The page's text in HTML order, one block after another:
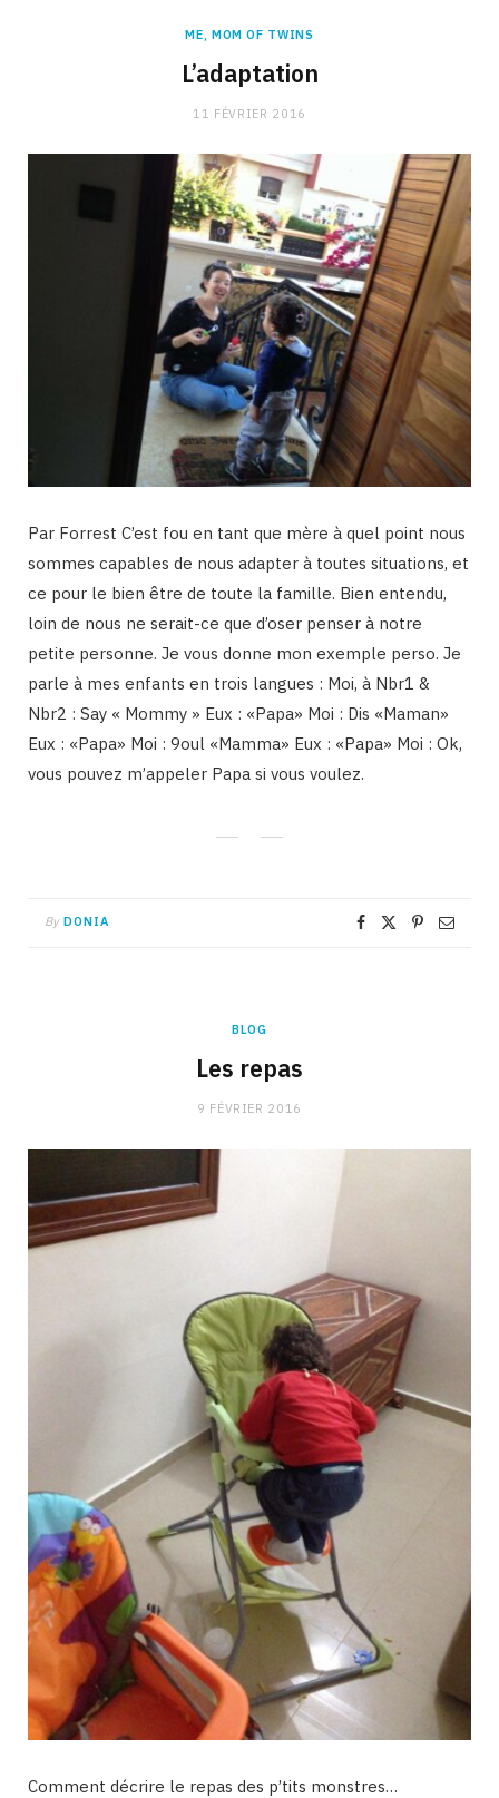
ME, MOM OF TWINS
L’adaptation
11 FÉVRIER 2016
Par Forrest C’est fou en tant que mère à quel point nous
sommes capables de nous adapter à toutes situations, et
ce pour le bien être de toute la famille. Bien entendu,
loin de nous ne serait-ce que d’oser penser à notre
petite personne. Je vous donne mon exemple perso. Je
parle à mes enfants en trois langues : Moi, à Nbr1 &
Nbr2 : Say « Mommy » Eux : «Papa» Moi : Dis «Maman»
Eux : «Papa» Moi : 9oul «Mamma» Eux : «Papa» Moi : Ok,
vous pouvez m’appeler Papa si vous voulez.
By DONIA
BLOG
Les repas
9 FÉVRIER 2016
Comment décrire le repas des p’tits monstres…